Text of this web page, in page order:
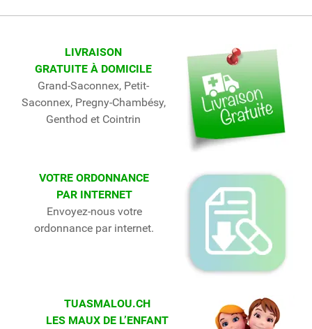
LIVRAISON
GRATUITE À DOMICILE
Grand-Saconnex, Petit-
Saconnex, Pregny-Chambésy,
Genthod et Cointrin
VOTRE ORDONNANCE
PAR INTERNET
Envoyez-nous votre
ordonnance par internet.
TUASMALOU.CH
LES MAUX DE L’ENFANT